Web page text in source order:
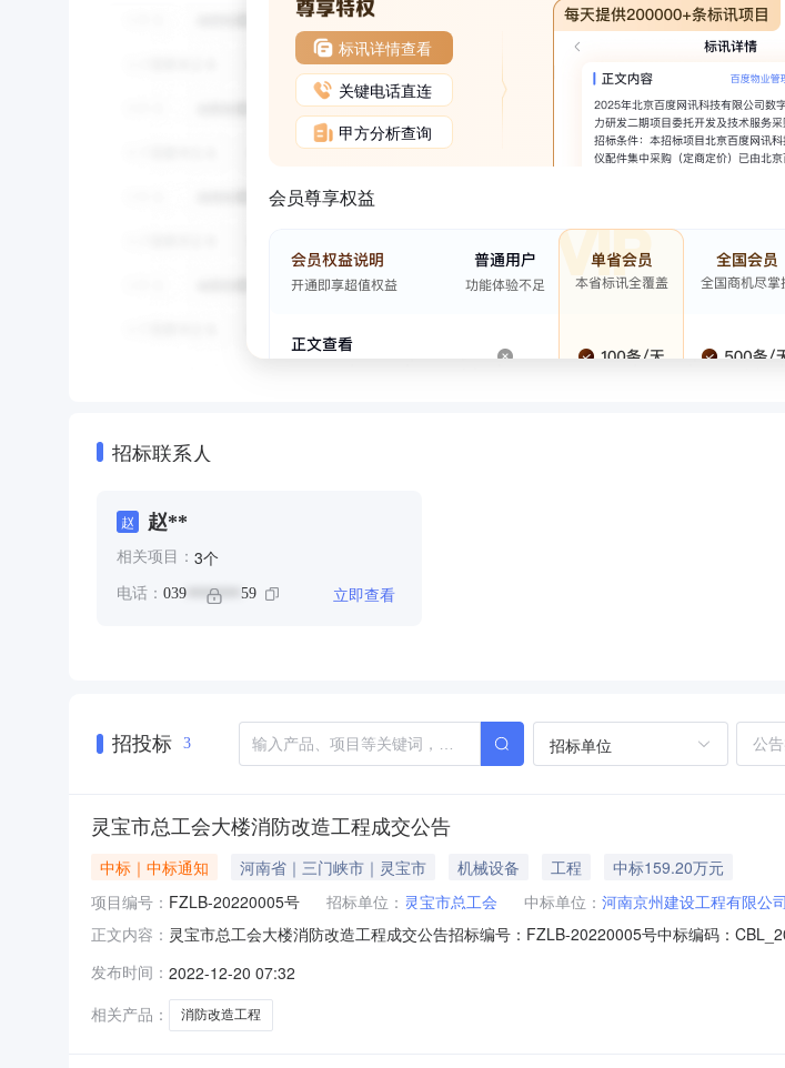
标讯详情查看
关键电话直连
甲方分析查询
会员尊享权益
招标联系人
赵 赵**
相关项目： 3个
电话： 039 ******* 59 立即查看
招投标 3 招标单位
灵宝市总工会大楼消防改造工程成交公告
中标｜中标通知 河南省｜三门峡市｜灵宝市 机械设备 工程
中标159.20万元
项目编号： FZLB-20220005号 招标单位： 灵宝市总工会 中标单位： 河南京州建设工程有限公司
正文内容： 灵宝市总工会大楼消防改造工程成交公告招标编号：FZLB-20220005号中标编码：
会大楼消防改造工程；2、项目编号：FZLB-20220005号；二、公告发布媒体及日期
发布时间： 2022-12-20 07:32
相关产品：
消防改造工程